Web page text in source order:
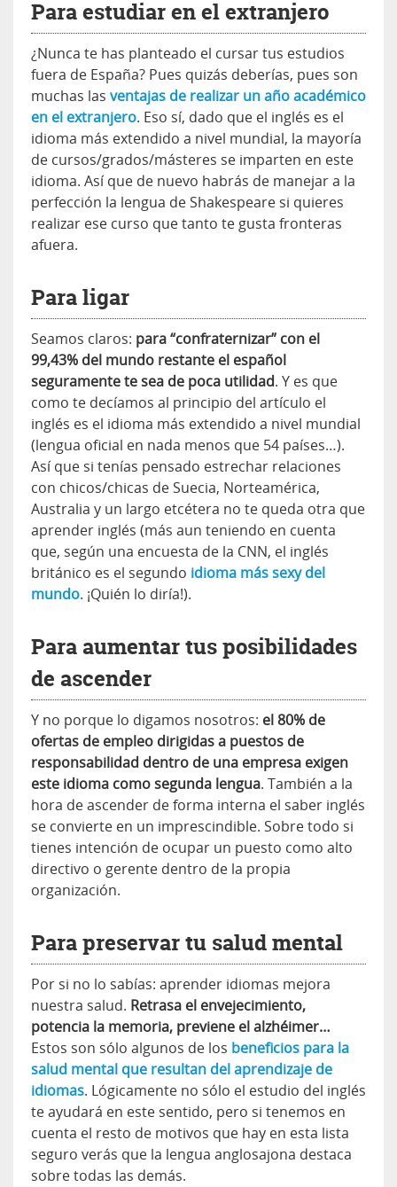
Para estudiar en el extranjero
¿Nunca te has planteado el cursar tus estudios
fuera de España? Pues quizás deberías, pues son
muchas las ventajas de realizar un año académico
en el extranjero. Eso sí, dado que el inglés es el
idioma más extendido a nivel mundial, la mayoría
de cursos/grados/másteres se imparten en este
idioma. Así que de nuevo habrás de manejar a la
perfección la lengua de Shakespeare si quieres
realizar ese curso que tanto te gusta fronteras
afuera.
Para ligar
Seamos claros: para “confraternizar” con el
99,43% del mundo restante el español
seguramente te sea de poca utilidad. Y es que
como te decíamos al principio del artículo el
inglés es el idioma más extendido a nivel mundial
(lengua oficial en nada menos que 54 países…).
Así que si tenías pensado estrechar relaciones
con chicos/chicas de Suecia, Norteamérica,
Australia y un largo etcétera no te queda otra que
aprender inglés (más aun teniendo en cuenta
que, según una encuesta de la CNN, el inglés
británico es el segundo idioma más sexy del
mundo. ¡Quién lo diría!).
Para aumentar tus posibilidades
de ascender
Y no porque lo digamos nosotros: el 80% de
ofertas de empleo dirigidas a puestos de
responsabilidad dentro de una empresa exigen
este idioma como segunda lengua. También a la
hora de ascender de forma interna el saber inglés
se convierte en un imprescindible. Sobre todo si
tienes intención de ocupar un puesto como alto
directivo o gerente dentro de la propia
organización.
Para preservar tu salud mental
Por si no lo sabías: aprender idiomas mejora
nuestra salud. Retrasa el envejecimiento,
potencia la memoria, previene el alzhéimer…
Estos son sólo algunos de los beneficios para la
salud mental que resultan del aprendizaje de
idiomas. Lógicamente no sólo el estudio del inglés
te ayudará en este sentido, pero si tenemos en
cuenta el resto de motivos que hay en esta lista
seguro verás que la lengua anglosajona destaca
sobre todas las demás.